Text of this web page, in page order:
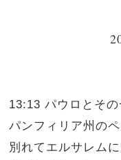
13:13 パウロとそ
パンフィリア州の
別れてエルサレム